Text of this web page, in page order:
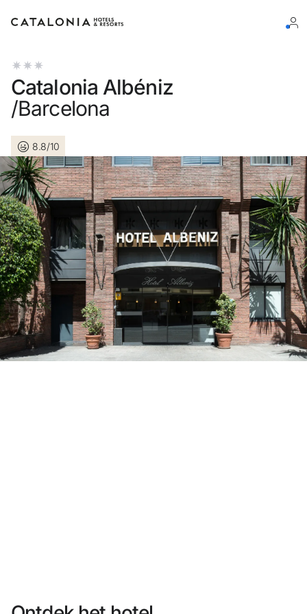
Log in op je account
Log in
Wachtwoord vergeten?
of gebruik een van deze opties
Aanmelden met Google
Sessie beginnen met enkel e-mailadres
Heb je nog geen account?
Een account aanmaken
Catalonia Albéniz
/Barcelona
8.8/10